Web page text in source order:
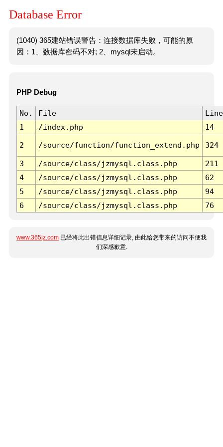
Database Error
(1040) 365建站错误警告：连接数据库失败，可能的原
因：1、数据库密码不对; 2、mysql未启动。
PHP Debug
No. File
Line
1
/index.php 14
2 /source/function/function_extend.php 324
3 /source/class/jzmysql.class.php
211
4
/source/class/jzmysql.class.php
62
5
/source/class/jzmysql.class.php
94
6
/source/class/jzmysql.class.php 76
www.365jz.com 已经将此出错信息详细记录, 由此给您带来的访问不便我
们深感歉意.